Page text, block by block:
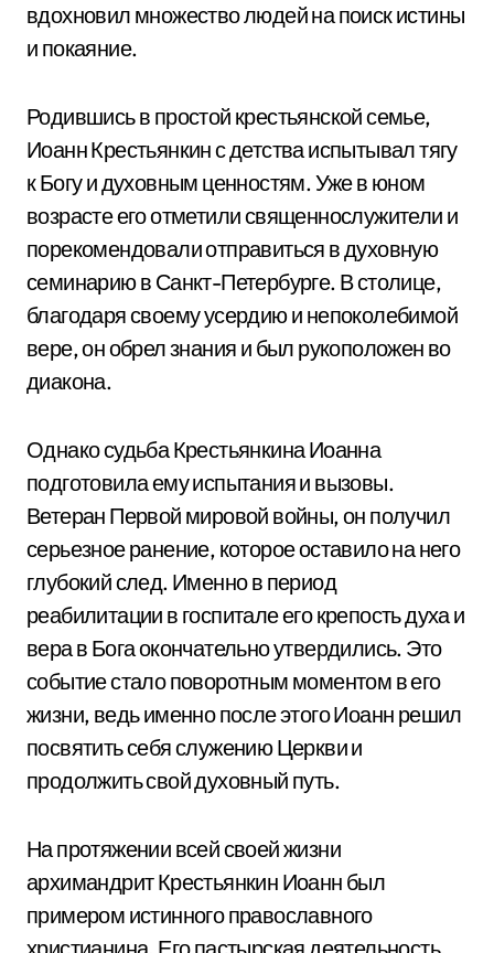
вдохновил множество людей на поиск истины
и покаяние.
Родившись в простой крестьянской семье,
Иоанн Крестьянкин с детства испытывал тягу
к Богу и духовным ценностям. Уже в юном
возрасте его отметили священнослужители и
порекомендовали отправиться в духовную
семинарию в Санкт-Петербурге. В столице,
благодаря своему усердию и непоколебимой
вере, он обрел знания и был рукоположен во
диакона.
Однако судьба Крестьянкина Иоанна
подготовила ему испытания и вызовы.
Ветеран Первой мировой войны, он получил
серьезное ранение, которое оставило на него
глубокий след. Именно в период
реабилитации в госпитале его крепость духа и
вера в Бога окончательно утвердились. Это
событие стало поворотным моментом в его
жизни, ведь именно после этого Иоанн решил
посвятить себя служению Церкви и
продолжить свой духовный путь.
На протяжении всей своей жизни
архимандрит Крестьянкин Иоанн был
примером истинного православного